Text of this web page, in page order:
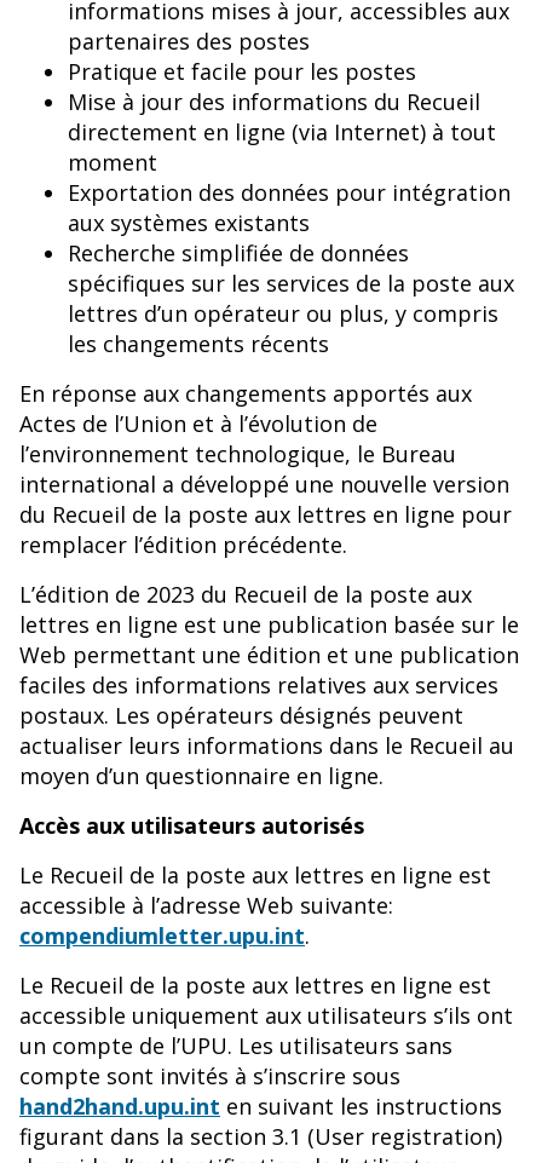
informations mises à jour, accessibles aux
partenaires des postes
Pratique et facile pour les postes
Mise à jour des informations du Recueil
directement en ligne (via Internet) à tout
moment
Exportation des données pour intégration
aux systèmes existants
Recherche simplifiée de données
spécifiques sur les services de la poste aux
lettres d’un opérateur ou plus, y compris
les changements récents
En réponse aux changements apportés aux
Actes de l’Union et à l’évolution de
l’environnement technologique, le Bureau
international a développé une nouvelle version
du Recueil de la poste aux lettres en ligne pour
remplacer l’édition précédente.
L’édition de 2023 du Recueil de la poste aux
lettres en ligne est une publication basée sur le
Web permettant une édition et une publication
faciles des informations relatives aux services
postaux. Les opérateurs désignés peuvent
actualiser leurs informations dans le Recueil au
moyen d’un questionnaire en ligne.
Accès aux utilisateurs autorisés
Le Recueil de la poste aux lettres en ligne est
accessible à l’adresse Web suivante:
compendiumletter.upu.int.
Le Recueil de la poste aux lettres en ligne est
accessible uniquement aux utilisateurs s’ils ont
un compte de l’UPU. Les utilisateurs sans
compte sont invités à s’inscrire sous
hand2hand.upu.int en suivant les instructions
figurant dans la section 3.1 (User registration)